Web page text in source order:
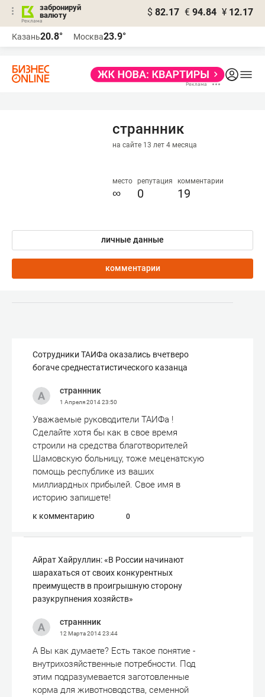
забронируй
валюту
$ 82.17 € 94.84 ¥ 12.17
Казань20.8° Москва23.9°
страннник
на сайте 13 лет 4 месяца
место
∞
репутация
0
комментарии
19
личные данные
комментарии
Сотрудники ТАИФа оказались вчетверо
богаче среднестатистического казанца
страннник
1 Апреля 201423:50
Уважаемые руководители ТАИФа !
Сделайте хотя бы как в свое время
строили на средства благотворителей
Шамовскую больницу, тоже меценатскую
помощь республике из ваших
миллиардных прибылей. Свое имя в
историю запишете!
к комментарию 0
Айрат Хайруллин: «В России начинают
шарахаться от своих конкурентных
преимуществ в проигрышную сторону
разукрупнения хозяйств»
страннник
12 Марта 201423:44
А Вы как думаете? Есть такое понятие -
внутрихозяйственные потребности. Под
этим подразумевается заготовленные
корма для животноводства, семенной